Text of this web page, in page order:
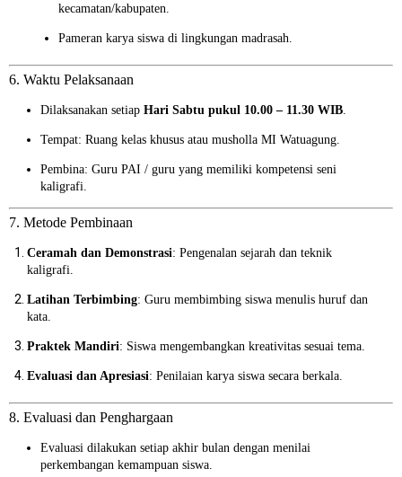
kecamatan/kabupaten.
Pameran karya siswa di lingkungan madrasah.
6. Waktu Pelaksanaan
Dilaksanakan setiap Hari Sabtu pukul 10.00 – 11.30 WIB
Tempat: Ruang kelas khusus atau musholla MI Watuagung.
Pembina: Guru PAI / guru yang memiliki kompetensi seni
kaligrafi.
7. Metode Pembinaan
Ceramah dan Demonstrasi: Pengenalan sejarah dan teknik
kaligrafi.
Latihan Terbimbing: Guru membimbing siswa menulis huruf dan
kata.
Praktek Mandiri: Siswa mengembangkan kreativitas sesuai tema.
Evaluasi dan Apresiasi: Penilaian karya siswa secara berkala.
8. Evaluasi dan Penghargaan
Evaluasi dilakukan setiap akhir bulan dengan menilai
perkembangan kemampuan siswa.